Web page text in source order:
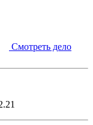
Смотреть дело